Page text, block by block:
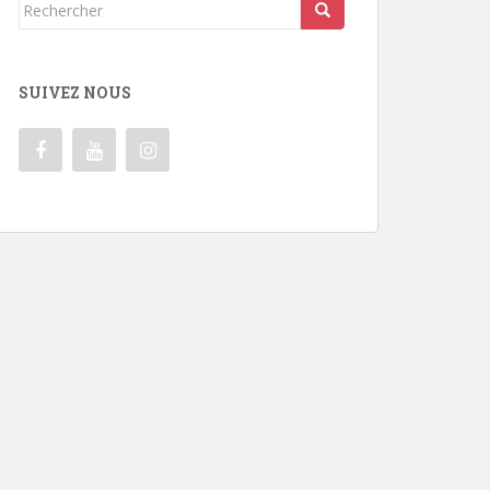
Rechercher...
SUIVEZ NOUS